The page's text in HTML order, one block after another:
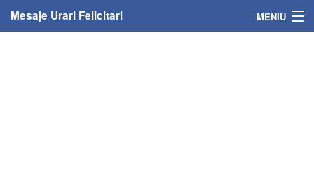
Mesaje Urari Felicitari MENIU